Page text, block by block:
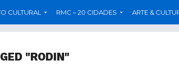
CULTURAL RMC – 20 CIDADES ARTE &
"RODIN"